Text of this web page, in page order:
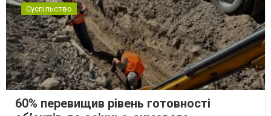
Суспільство
60% перевищив рівень готовності